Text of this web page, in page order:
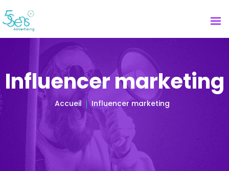
Influencer marketing
Accueil Influencer marketing